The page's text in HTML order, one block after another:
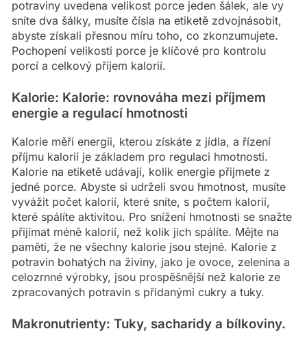
potraviny uvedena velikost porce jeden šálek, ale vy
sníte dva šálky, musíte čísla na etiketě zdvojnásobit,
abyste získali přesnou míru toho, co zkonzumujete.
Pochopení velikosti porce je klíčové pro kontrolu
porcí a celkový příjem kalorií.
Kalorie: Kalorie: rovnováha mezi příjmem
energie a regulací hmotnosti
Kalorie měří energii, kterou získáte z jídla, a řízení
příjmu kalorií je základem pro regulaci hmotnosti.
Kalorie na etiketě udávají, kolik energie přijmete z
jedné porce. Abyste si udrželi svou hmotnost, musíte
vyvážit počet kalorií, které sníte, s počtem kalorií,
které spálíte aktivitou. Pro snížení hmotnosti se snažte
přijímat méně kalorií, než kolik jich spálíte. Mějte na
paměti, že ne všechny kalorie jsou stejné. Kalorie z
potravin bohatých na živiny, jako je ovoce, zelenina a
celozrnné výrobky, jsou prospěšnější než kalorie ze
zpracovaných potravin s přidanými cukry a tuky.
Makronutrienty: Tuky, sacharidy a bílkoviny.